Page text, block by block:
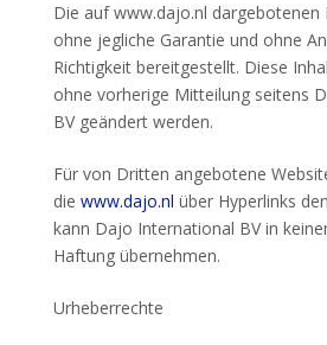
Die auf www.dajo.nl dargebotenen
ohne jegliche Garantie und ohne
Richtigkeit bereitgestellt. Diese
ohne vorherige Mitteilung seitens
BV geändert werden.
Für von Dritten angebotene
die www.dajo.nl über Hyperlinks
kann Dajo International BV in
Haftung übernehmen.
Urheberrechte